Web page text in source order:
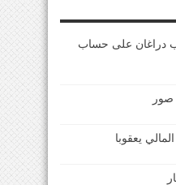
دراغان على حساب
صور
يعقوبا